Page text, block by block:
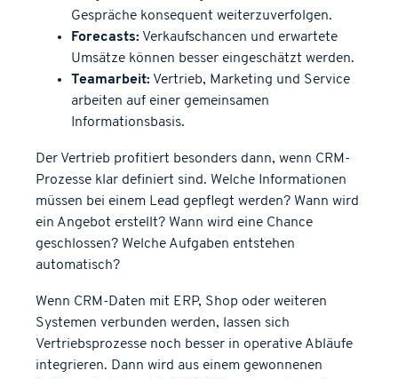
Gespräche konsequent weiterzuverfolgen.
Forecasts: Verkaufschancen und erwartete
Umsätze können besser eingeschätzt werden.
Teamarbeit: Vertrieb, Marketing und Service
arbeiten auf einer gemeinsamen
Informationsbasis.
Der Vertrieb profitiert besonders dann, wenn CRM-
Prozesse klar definiert sind. Welche Informationen
müssen bei einem Lead gepflegt werden? Wann wird
ein Angebot erstellt? Wann wird eine Chance
geschlossen? Welche Aufgaben entstehen
automatisch?
Wenn CRM-Daten mit ERP, Shop oder weiteren
Systemen verbunden werden, lassen sich
Vertriebsprozesse noch besser in operative Abläufe
integrieren. Dann wird aus einem gewonnenen